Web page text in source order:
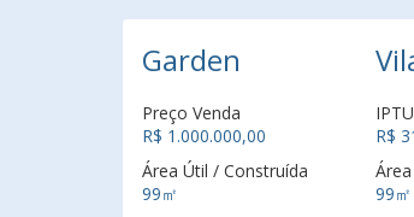
Garden
Preço Venda
R$ 1.000.000,00
IPTU
R$
Área Útil / Construída
99㎡
99㎡